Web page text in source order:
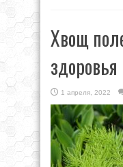
Хвощ
здоровья
1 апреля, 2022